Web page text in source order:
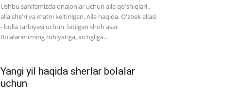
Ushbu sahifamizda onajonlar uchun alla qo'shiqlari ,
alla she'ri va matni keltirilgan. Alla haqida. O'zbek allasi
- bolla tarbiyasi uchun bitilgan shoh asar.
Bolalarimizning ruhiyatiga, ko‘ngliga...
Yangi yil haqida sherlar bolalar
uchun